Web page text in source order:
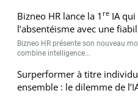
Bizneo HR lance la 1 re IA
l’absentéisme avec une
Bizneo HR présente son nouveau
combine intelligence...
Surperformer à titre
ensemble : le dilemme de